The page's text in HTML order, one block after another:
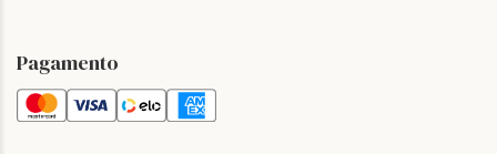
Pagamento